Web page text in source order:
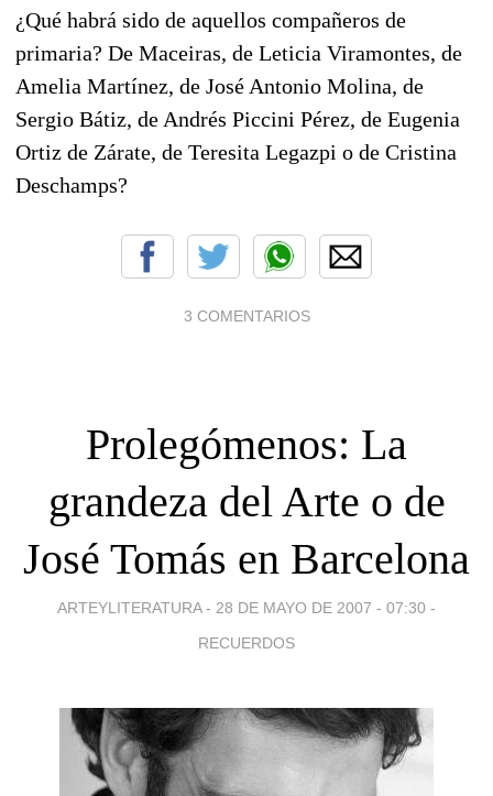
¿Qué habrá sido de aquellos compañeros de
primaria? De Maceiras, de Leticia Viramontes, de
Amelia Martínez, de José Antonio Molina, de
Sergio Bátiz, de Andrés Piccini Pérez, de Eugenia
Ortiz de Zárate, de Teresita Legazpi o de Cristina
Deschamps?
3 COMENTARIOS
Prolegómenos: La
grandeza del Arte o de
José Tomás en Barcelona
ARTEYLITERATURA - 28 DE MAYO DE 2007 - 07:30 -
RECUERDOS